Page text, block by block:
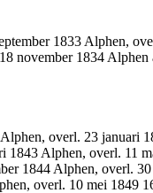
1833 Alphen,
november 1834
overl. 23 januari
1843 Alphen, overl. 11
1844 Alphen, overl.
overl. 10 mei 1849